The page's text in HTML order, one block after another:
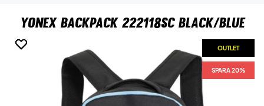
Yonex Backpack 222118SC Black/Blue
OUTLET
SPARA 20%
OUTLET
SPARA 20%